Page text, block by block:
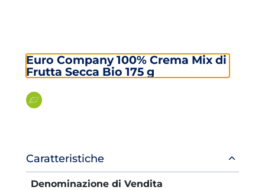
Euro Company 100% Crema Mix di
Frutta Secca Bio 175 g
Informazioni
prodotto
Caratteristiche
Denominazione di Vendita